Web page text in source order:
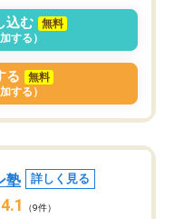
込む
無料
する）
る
無料
する）
塾 詳しく見る
4.1 （9件）